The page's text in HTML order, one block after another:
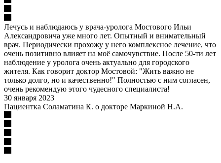
Лечусь и наблюдаюсь у врача-уролога Мостового Ильи
Александровича уже много лет. Опытный и внимательный
врач. Периодически прохожу у него комплексное лечение, что
очень позитивно влияет на моё самочувствие. После 50-ти лет
наблюдение у уролога очень актуально для городского
жителя. Как говорит доктор Мостовой: "Жить важно не
только долго, но и качественно!" Полностью с ним согласен,
очень рекомендую этого чудесного специалиста!
30 января 2023
Пациентка Соламатина К. о докторе Маркиной Н.А.